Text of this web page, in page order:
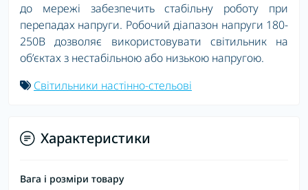
до мережі забезпечить стабільну роботу при
перепадах напруги. Робочий діапазон напруги 180-
250В дозволяє використовувати світильник на
об’єктах з нестабільною або низькою напругою.
Світильники настінно-стельові
Характеристики
Вага і розміри товару